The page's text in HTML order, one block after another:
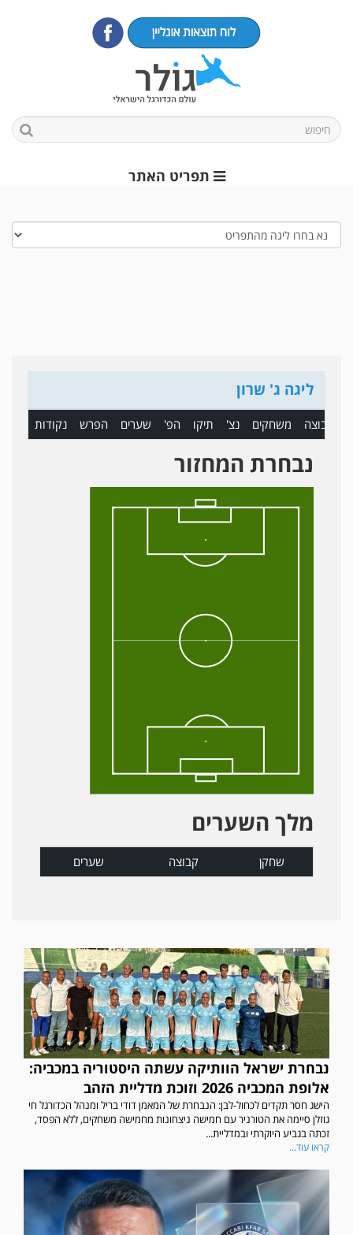
תפריט האתר
ליגה ג' שרון
קבוצה משחקים נצ' תיקו הפ' שערים הפרש נקודות
נבחרת המחזור
מלך השערים
שחקן קבוצה שערים
נבחרת ישראל הוותיקה עשתה היסטוריה במכביה:
אלופת המכביה 2026 וזוכת מדליית הזהב
הישג חסר תקדים לכחול-לבן: הנבחרת של המאמן דודי בריל ומנהל הכדורגל חי
גוזלן סיימה את הטורניר עם חמישה ניצחונות מחמישה משחקים, ללא הפסד,
זכתה בגביע היוקרתי ובמדליית...
קראו עוד...